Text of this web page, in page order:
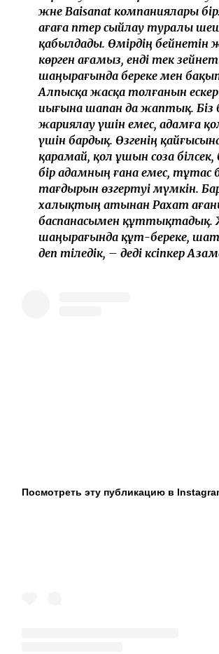
және Baisanat компаниялары
ағаға пәтер сыйлау туралы
қабылдады. Өмірдің бейнетін
көрген ағамыз, енді тек
шаңырағында береке мен
Алпысқа жасқа толғанын
иығына шапан да жаптық. Біз
жариялау үшін емес, адамға
үшін бардық. Өзгенің
қарамай, қол ұшын соза білсек,
бір адамның ғана емес, тұтас
тағдырын өзгертуі мүмкін.
халықтың атынан Рахат
баспанасымен құттықтадық.
шаңырағында құт-береке,
деп тіледік, – деді кәсіпкер
Посмотреть эту публикацию в